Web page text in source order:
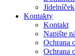
Jídelníček
Kontakty
Kontakt
Napište
Ochrana
Ochrana